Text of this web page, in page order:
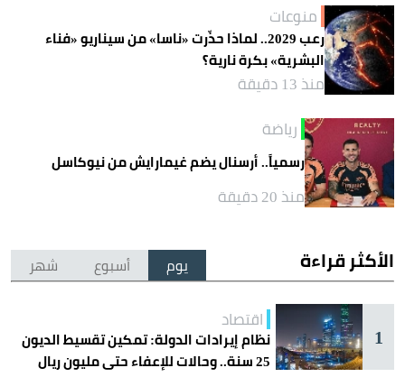
منوعات
رعب 2029.. لماذا حذّرت «ناسا» من سيناريو «فناء
البشرية» بكرة نارية؟
منذ 13 دقيقة
رياضة
رسمياً.. أرسنال يضم غيمارايش من نيوكاسل
منذ 20 دقيقة
الأكثر قراءة يوم أسبوع شهر
1
اقتصاد
نظام إيرادات الدولة: تمكين تقسيط الديون
25 سنة.. وحالات للإعفاء حتى مليون ريال